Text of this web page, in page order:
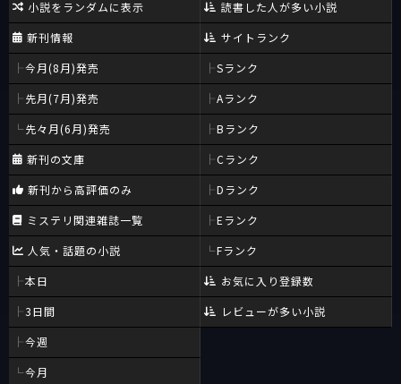
小説をランダムに表示
新刊情報
今月(8月)発売
先月(7月)発売
先々月(6月)発売
新刊の文庫
新刊から高評価のみ
ミステリ関連雑誌一覧
人気・話題の小説
本日
3日間
今週
今月
読書した人が多い小説
サイトランク
Sランク
Aランク
Bランク
Cランク
Dランク
Eランク
Fランク
お気に入り登録数
レビューが多い小説